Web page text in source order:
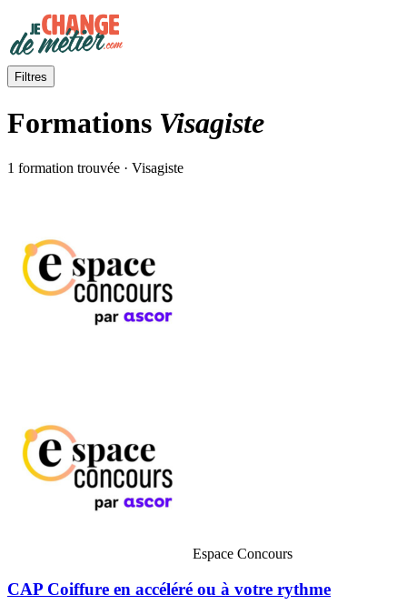
Filtres
Formations Visagiste
1 formation trouvée · Visagiste
Espace Concours
CAP Coiffure en accéléré ou à votre rythme